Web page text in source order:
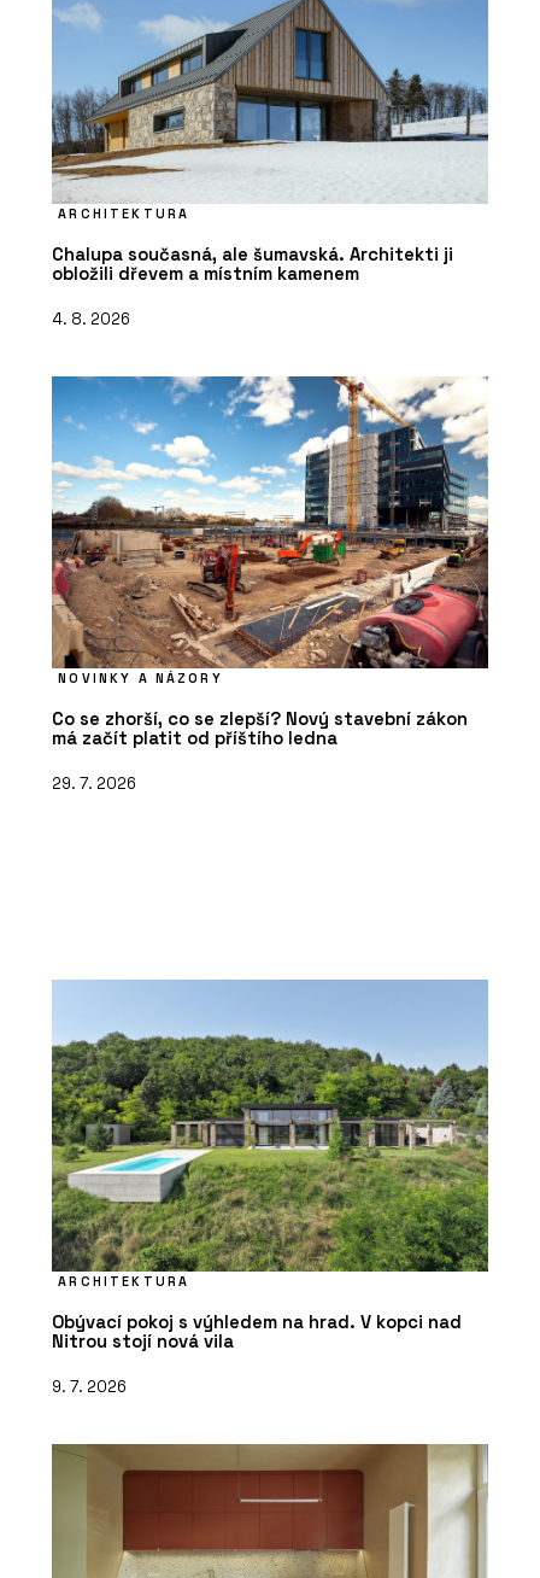
ARCHITEKTURA
Chalupa současná, ale šumavská. Architekti ji
obložili dřevem a místním kamenem
4. 8. 2026
NOVINKY A NÁZORY
Co se zhorší, co se zlepší? Nový stavební zákon
má začít platit od příštího ledna
29. 7. 2026
ARCHITEKTURA
Obývací pokoj s výhledem na hrad. V kopci nad
Nitrou stojí nová vila
9. 7. 2026